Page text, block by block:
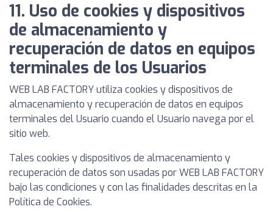
11. Uso de cookies y dispositivos
de almacenamiento y
recuperación de datos en equipos
terminales de los Usuarios
WEB LAB FACTORY utiliza cookies y dispositivos de
almacenamiento y recuperación de datos en equipos
terminales del Usuario cuando el Usuario navega por el
sitio web.
Tales cookies y dispositivos de almacenamiento y
recuperación de datos son usadas por WEB LAB FACTORY
bajo las condiciones y con las finalidades descritas en la
Política de Cookies.